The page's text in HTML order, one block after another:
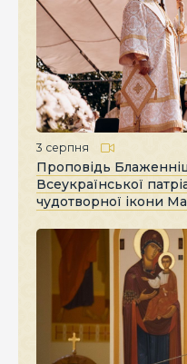
3 серпня
Проповідь
Всеукраїнської
чудотворної ікони